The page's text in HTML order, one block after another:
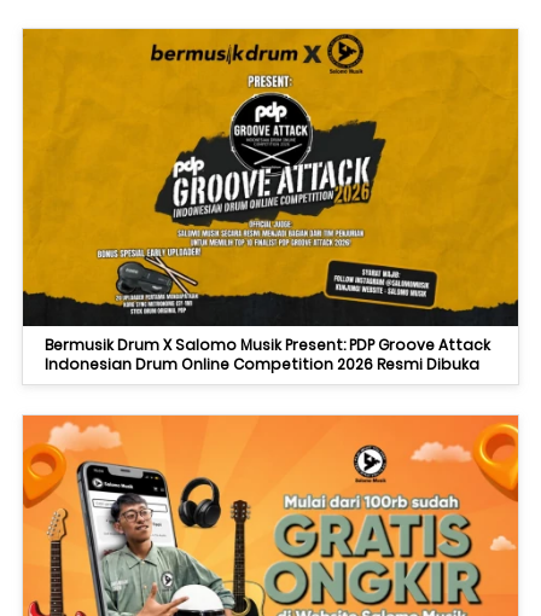
Bermusik Drum X Salomo Musik Present: PDP Groove Attack
Indonesian Drum Online Competition 2026 Resmi Dibuka